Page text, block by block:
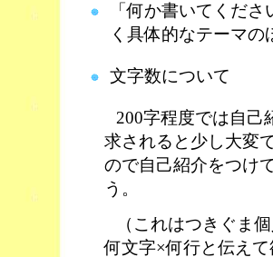
「何か書いてくだ
く具体的なテーマ
文字数について
200字程度では自己
求されると少し大変
ので自己紹介をつけ
う。
（これはつきぐま
何文字×何行と伝え